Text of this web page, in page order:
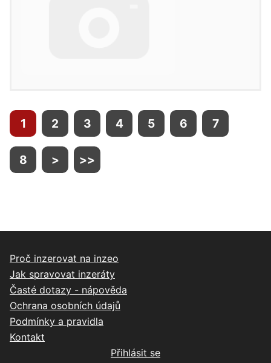
1 2 3 4 5 6 7
8 > >>
Proč inzerovat na inzeo
Jak spravovat inzeráty
Časté dotazy - nápověda
Ochrana osobních údajů
Podmínky a pravidla
Kontakt
Přihlásit se